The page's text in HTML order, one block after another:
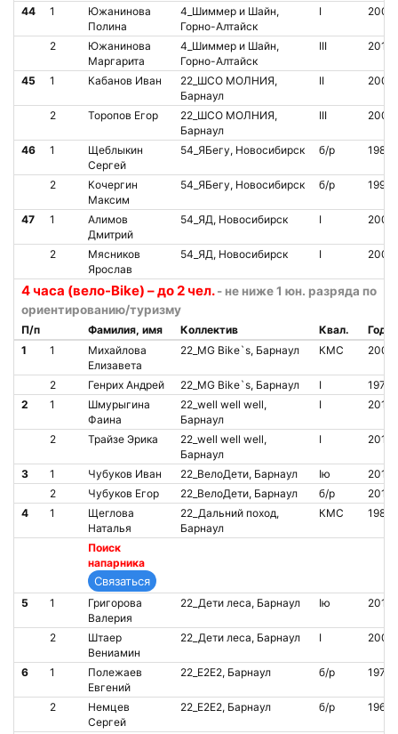
44 1
Южанинова
Полина
4_Шиммер и Шайн,
Горно-Алтайск
I 2008
2
Южанинова
Маргарита
4_Шиммер и Шайн,
Горно-Алтайск
III 2010
45 1 Кабанов Иван
22_ШСО МОЛНИЯ,
Барнаул
II 2009
2 Торопов Егор
22_ШСО МОЛНИЯ,
Барнаул
III 2009
46 1
Щеблыкин
Сергей
54_ЯБегу, Новосибирск б/р 1985
2
Кочергин
Максим
54_ЯБегу, Новосибирск б/р 1990
47 1
Алимов
Дмитрий
54_ЯД, Новосибирск I 2000
2
Мясников
Ярослав
54_ЯД, Новосибирск I 2006
4 часа (вело-Bike) – до 2 чел. - не ниже 1 юн. разряда по
ориентированию/туризму
П/п Фамилия, имя Коллектив Квал.
Год
1
1
Михайлова
Елизавета
22_MG Bike`s, Барнаул КМС 2005
2 Генрих Андрей 22_MG Bike`s, Барнаул I
1973
2
1
Шмурыгина
Фаина
22_well well well,
Барнаул
I 2011
2 Трайзе Эрика
22_well well well,
Барнаул
I 2010
3 1 Чубуков Иван 22_ВелоДети, Барнаул Iю
2013
2
Чубуков Егор 22_ВелоДети, Барнаул б/р
2013
4
1
Щеглова
Наталья
22_Дальний поход,
Барнаул
КМС 1981
Поиск
напарника
5 1
Григорова
Валерия
22_Дети леса, Барнаул Iю 2013
2
Штаер
Вениамин
22_Дети леса, Барнаул I 2009
6 1
Полежаев
Евгений
22_Е2Е2, Барнаул б/р 1971
2
Немцев
Сергей
22_Е2Е2, Барнаул б/р 1969